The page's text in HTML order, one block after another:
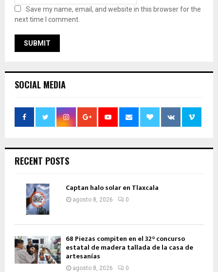
Save my name, email, and website in this browser for the
next time I comment.
SOCIAL MEDIA
RECENT POSTS
Captan halo solar en Tlaxcala
agosto 8, 2026 0
68 Piezas compiten en el 32° concurso
estatal de madera tallada de la casa de
artesanías
agosto 8, 2026 0